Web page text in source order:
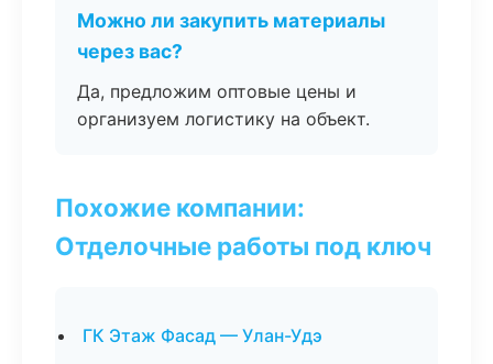
Можно ли закупить материалы
через вас?
Да, предложим оптовые цены и
организуем логистику на объект.
Похожие компании:
Отделочные работы под ключ
ГК Этаж Фасад — Улан-Удэ